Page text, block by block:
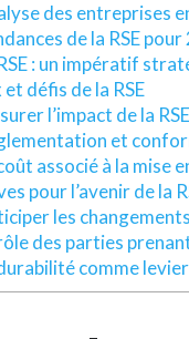
des entreprises
de la RSE
: un impératif
et défis de la RSE
l’impact de la RSE
et
associé à la mise
pour l’avenir de la
les
des parties
comme